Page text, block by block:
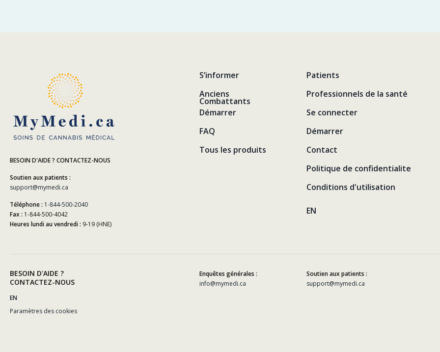
BESOIN D'AIDE ? CONTACTEZ-NOUS
Soutien aux patients :
support@mymedi.ca
Téléphone : 1-844-500-2040
Fax : 1-844-500-4042
Heures lundi au vendredi : 9-19 (HNE)
S’informer
Anciens
Combattants
Démarrer
FAQ
Tous les produits
Patients
Professionnels de la santé
Se connecter
Démarrer
Contact
Politique de confidentialite
Conditions d'utilisation
EN
BESOIN D'AIDE ?
CONTACTEZ-NOUS
EN
Paramètres des cookies
Enquêtes générales :
info@mymedi.ca
Soutien aux patients :
support@mymedi.ca